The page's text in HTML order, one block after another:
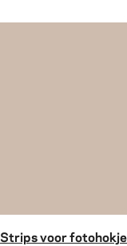
Strips voor